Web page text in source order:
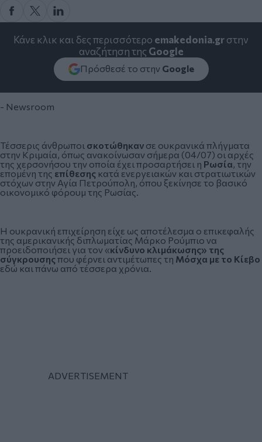
Κάνε κλικ και δες περισσότερο emakedonia.grστην
αναζήτηση της Google
Πρόσθεσέ το στην Google
- Newsroom
Τέσσερις άνθρωποι σκοτώθηκαν σε ουκρανικά πλήγματα
στην Κριμαία, όπως ανακοίνωσαν σήμερα (04/07) οι αρχές
της χερσονήσου την οποία έχει προσαρτήσει η Ρωσία, την
επομένη τηςεπίθεσης κατά ενεργειακών και στρατιωτικών
στόχων στην Αγία Πετρούπολη, όπου ξεκίνησε το βασικό
οικονομικό φόρουμ της Ρωσίας.
Η ουκρανική επιχείρηση είχε ως αποτέλεσμα ο επικεφαλής
της αμερικανικής διπλωματίας Μάρκο Ρούμπιο να
προειδοποιήσει για τον «κίνδυνο κλιμάκωσης» της
σύγκρουσηςπου φέρνει αντιμέτωπες τη Μόσχα με το Κίεβο
εδώ και πάνω από τέσσερα χρόνια.